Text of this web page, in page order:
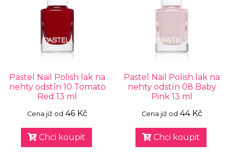
Pastel Nail Polish lak na
nehty odstín 10 Tomato
Red 13 ml
Cena již od 46 Kč
Chci koupit
Pastel Nail Polish lak na
nehty odstín 08 Baby
Pink 13 ml
Cena již od 44 Kč
Chci koupit